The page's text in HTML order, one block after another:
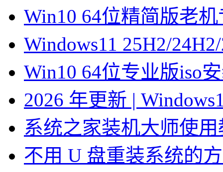
Win10 64位精简版老
Windows11 25H2/
Win10 64位专业版iso
2026 年更新 |
系统之家装机大师使
不用 U 盘重装系统的